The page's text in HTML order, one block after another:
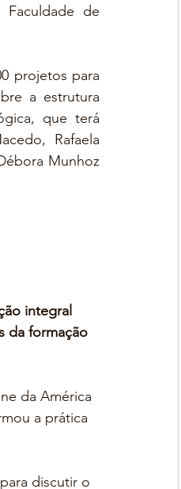
de
projetos para
a estrutura
que terá
Rafaela
Munhoz
integral
da formação
da América
a prática
discutir o